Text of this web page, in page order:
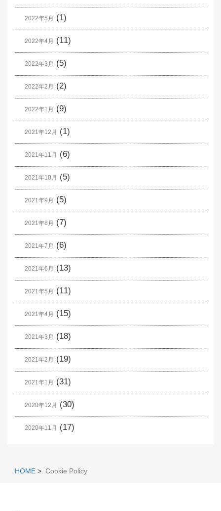
2022年5月 (1)
2022年4月 (11)
2022年3月 (5)
2022年2月 (2)
2022年1月 (9)
2021年12月 (1)
2021年11月 (6)
2021年10月 (5)
2021年9月 (5)
2021年8月 (7)
2021年7月 (6)
2021年6月 (13)
2021年5月 (11)
2021年4月 (15)
2021年3月 (18)
2021年2月 (19)
2021年1月 (31)
2020年12月 (30)
2020年11月 (17)
HOME > Cookie Policy